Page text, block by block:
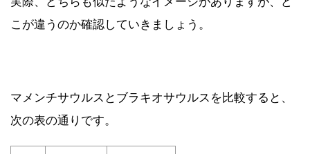
こが違うのか確認していきましょう。
マメンチサウルスとブラキオサウルスを比較すると、
次の表の通りです。